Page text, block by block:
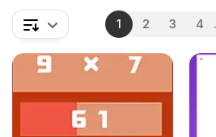
1 2 3 4